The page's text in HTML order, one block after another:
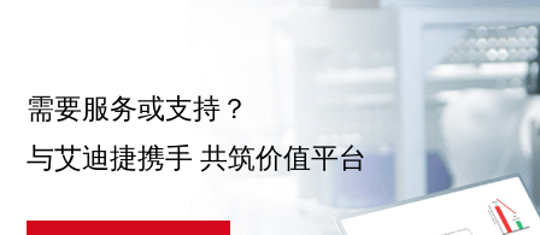
需要服务或支持？
与艾迪捷携手 共筑价值平台